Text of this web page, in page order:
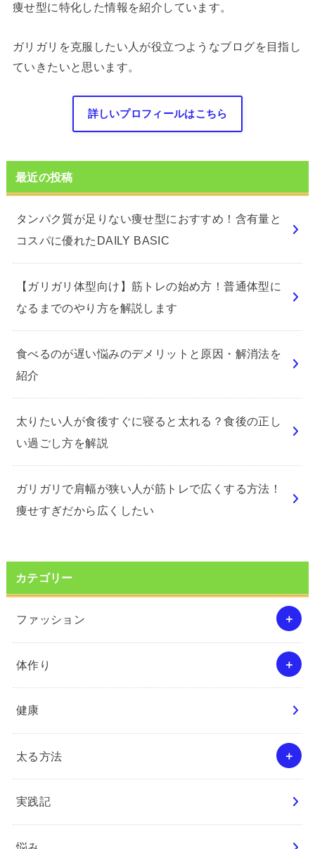
痩せ型に特化した情報を紹介しています。
ガリガリを克服したい人が役立つようなブログを目指し
ていきたいと思います。
詳しいプロフィールはこちら
最近の投稿
タンパク質が足りない痩せ型におすすめ！含有量と
コスパに優れたDAILY BASIC
【ガリガリ体型向け】筋トレの始め方！普通体型に
なるまでのやり方を解説します
食べるのが遅い悩みのデメリットと原因・解消法を
紹介
太りたい人が食後すぐに寝ると太れる？食後の正し
い過ごし方を解説
ガリガリで肩幅が狭い人が筋トレで広くする方法！
痩せすぎだから広くしたい
カテゴリー
ファッション
体作り
健康
太る方法
実践記